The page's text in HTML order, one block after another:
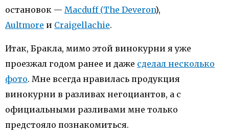
остановок — Macduff (The Deveron),
Aultmore и Сraigellachie.
Итак, Бракла, мимо этой винокурни я уже
проезжал годом ранее и даже сделал несколько
фото. Мне всегда нравилась продукция
винокурни в разливах негоциантов, а с
официальными разливами мне только
предстояло познакомиться.